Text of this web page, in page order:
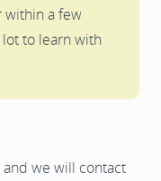
within a few
to learn with
we will contact